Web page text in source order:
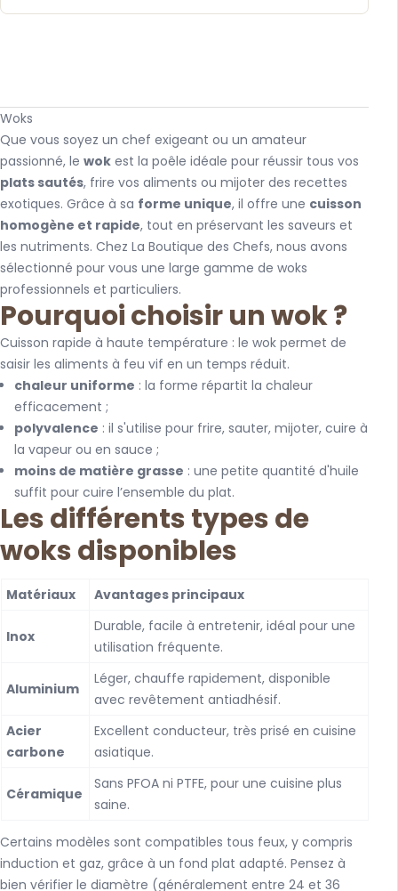
Woks
Que vous soyez un chef exigeant ou un amateur
passionné, lewok est la poêle idéale pour réussir tous vos
plats sautés, frire vos aliments ou mijoter des recettes
exotiques. Grâce à sa forme unique, il offre une cuisson
homogène et rapide, tout en préservant les saveurs et
les nutriments. Chez La Boutique des Chefs, nous avons
sélectionné pour vous une large gamme de woks
professionnels et particuliers.
Pourquoi choisir un wok ?
Cuisson rapide à haute température : le wok permet de
saisir les aliments à feu vif en un temps réduit.
chaleur uniforme : la forme répartit la chaleur
efficacement ;
polyvalence : il s'utilise pour frire, sauter, mijoter, cuire à
la vapeur ou en sauce ;
moins de matière grasse : une petite quantité d'huile
suffit pour cuire l’ensemble du plat.
Les différents types de
woks disponibles
Matériaux Avantages principaux
Inox
Durable, facile à entretenir, idéal pour une
utilisation fréquente.
Aluminium
Léger, chauffe rapidement, disponible
avec revêtement antiadhésif.
Acier
carbone
Excellent conducteur, très prisé en cuisine
asiatique.
Céramique
Sans PFOA ni PTFE, pour une cuisine plus
saine.
Certains modèles sont compatibles tous feux, y compris
induction et gaz, grâce à un fond plat adapté. Pensez à
bien vérifier le diamètre (généralement entre 24 et 36